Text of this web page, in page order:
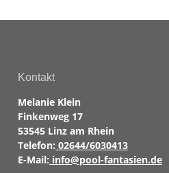
Kontakt
Melanie Klein
Finkenweg 17
53545 Linz am Rhein
Telefon: 02644/6030413
E-Mail: info@pool-fantasien.de